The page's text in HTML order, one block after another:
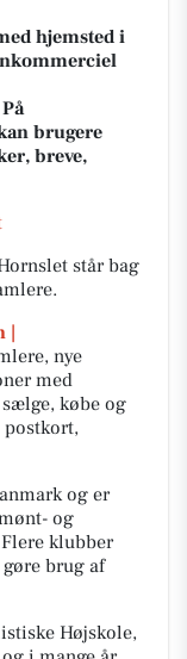
hjemsted i
brugere
breve,
står bag
|
nye
med
købe og
og er
og
klubber
brug af
Højskole,